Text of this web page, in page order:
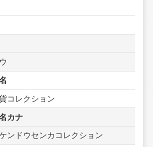
コレクション
カナ
ンドウセンカコレクション